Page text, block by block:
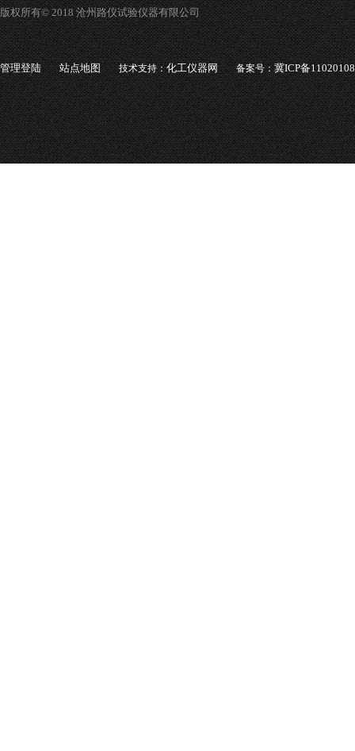
版权所有© 2018 沧州路仪试验仪器有限公司
管理登陆 站点地图 技术支持：化工仪器网 备案号：冀ICP备